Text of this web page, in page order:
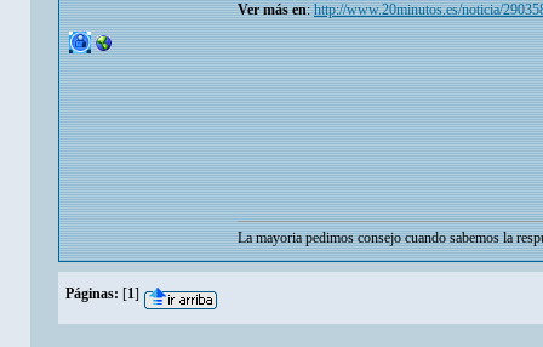
Ver más en:http://www.20minutos.es/noticia/
La mayoria pedimos consejo cuando sabemos la
Páginas: [1]